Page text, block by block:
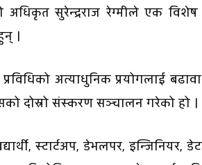
अधिकृत सुरेन्द्रराज रेग्मीले एक विशेष
।
अत्याधुनिक प्रयोगलाई
दोस्रो संस्करण सञ्चालन गरेको हो ।
स्टार्टअप, डेभलपर,